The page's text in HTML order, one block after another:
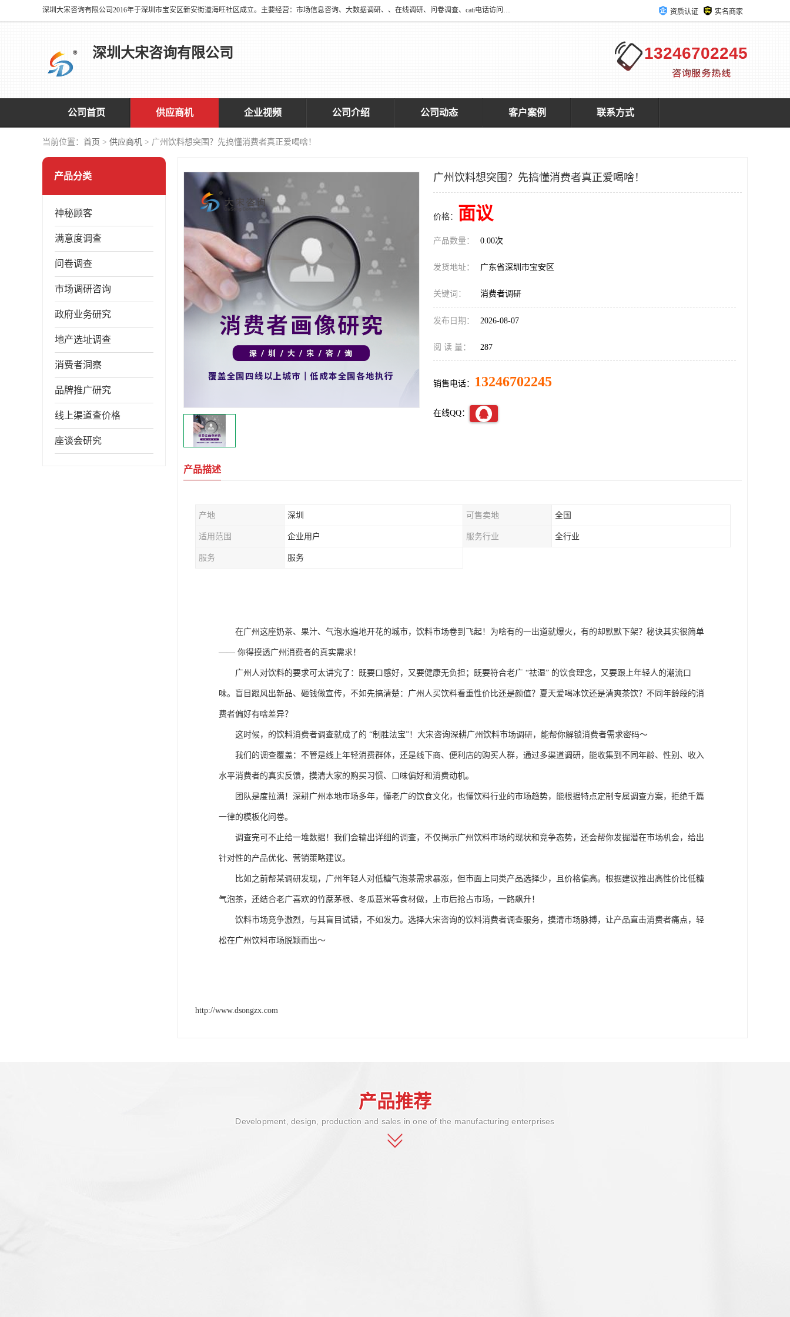
深圳大宋咨询有限公司2016年于深圳市宝安区新安街道海旺社区成立。主要经营：市场信息咨询、大数据调研、、在线调研、问卷调查、cati电话访问、神秘顾客调查、广告效果评估、消费者调查、大数据采集分析等，从事广告业务、国内贸易、数据采集、数据处理；公共文明测评。 资质认证 实名商家
深圳大宋咨询有限公司 13246702245
公司首页 供应商机 企业视频 公司介绍 公司动态 客户案例 联系方式
当前位置： 首页 > 供应商机 > 广州饮料想突围？先搞懂消费者真正爱喝啥！
产品分类
神秘顾客
满意度调查
问卷调查
市场调研咨询
政府业务研究
地产选址调查
消费者洞察
品牌推广研究
线上渠道查价格
座谈会研究
广州饮料想突围？先搞懂消费者真正爱喝啥！
价格： 面议
产品数量： 0.00次
发货地址： 广东省深圳市宝安区
关键词： 消费者调研
发布日期： 2026-08-07
阅 读 量： 287
销售电话： 13246702245
在线QQ：
产品描述
产地 深圳 可售卖地 全国
适用范围 企业用户 服务行业 全行业
服务 服务
在广州这座奶茶、果汁、气泡水遍地开花的城市，饮料市场卷到飞起！为啥有的一出道就爆火，有的却默默下架？秘诀其实很简单
—— 你得摸透广州消费者的真实需求！
广州人对饮料的要求可太讲究了：既要口感好，又要健康无负担；既要符合老广 “祛湿” 的饮食理念，又要跟上年轻人的潮流口
味。盲目跟风出新品、砸钱做宣传，不如先搞清楚：广州人买饮料看重性价比还是颜值？夏天爱喝冰饮还是清爽茶饮？不同年龄段的消
费者偏好有啥差异？
这时候，的饮料消费者调查就成了的 “制胜法宝”！大宋咨询深耕广州饮料市场调研，能帮你解锁消费者需求密码～
我们的调查覆盖：不管是线上年轻消费群体，还是线下商、便利店的购买人群，通过多渠道调研，能收集到不同年龄、性别、收入
水平消费者的真实反馈，摸清大家的购买习惯、口味偏好和消费动机。
团队是度拉满！深耕广州本地市场多年，懂老广的饮食文化，也懂饮料行业的市场趋势，能根据特点定制专属调查方案，拒绝千篇
一律的模板化问卷。
调查完可不止给一堆数据！我们会输出详细的调查，不仅揭示广州饮料市场的现状和竞争态势，还会帮你发掘潜在市场机会，给出
针对性的产品优化、营销策略建议。
比如之前帮某调研发现，广州年轻人对低糖气泡茶需求暴涨，但市面上同类产品选择少，且价格偏高。根据建议推出高性价比低糖
气泡茶，还结合老广喜欢的竹蔗茅根、冬瓜薏米等食材做，上市后抢占市场，一路飙升！
饮料市场竞争激烈，与其盲目试错，不如发力。选择大宋咨询的饮料消费者调查服务，摸清市场脉搏，让产品直击消费者痛点，轻
松在广州饮料市场脱颖而出～
http://www.dsongzx.com
产品推荐
Development, design, production and sales in one of the manufacturing enterprises